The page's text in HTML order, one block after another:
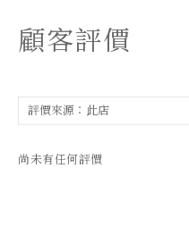
顧客評價
尚未有任何評價